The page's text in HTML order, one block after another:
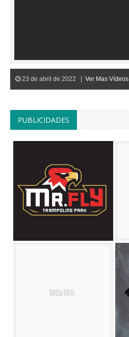
23 de abril de 2022 | Ver Mas Vídeos
PUBLICIDADES